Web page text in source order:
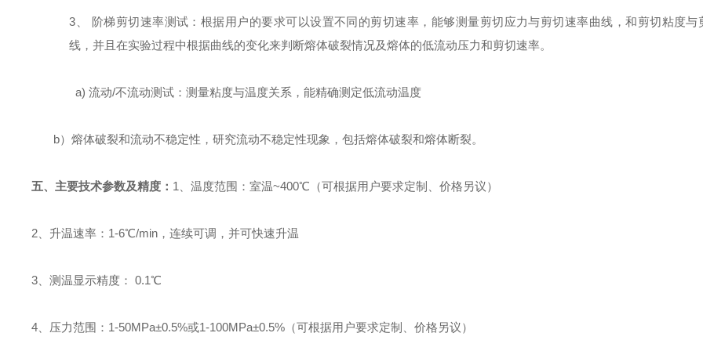
3、 阶梯剪切速率测试：根据用户的要求可以设置不同的剪切速率，能够测量剪切应力与剪切速率曲线，和剪切粘度与
线，并且在实验过程中根据曲线的变化来判断熔体破裂情况及熔体的低流动压力和剪切速率。
a)流动/不流动测试：测量粘度与温度关系，能精确测定低流动温度
b）熔体破裂和流动不稳定性，研究流动不稳定性现象，包括熔体破裂和熔体断裂。
五、主要技术参数及精度： 1 、温度范围：室温~400℃ （可根据用户要求定制、价格另议）
2 、升温速率： 1-6℃/min ，连续可调，并可快速升温
3 、测温显示精度：0.1℃
4 、压力范围： 1-50MPa±0.5%或1-100MPa±0.5% （可根据用户要求定制、价格另议）